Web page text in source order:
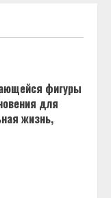
фигуры
для
жизнь,